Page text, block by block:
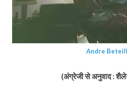
Andre
(अंग्रेजी से अनुवाद :